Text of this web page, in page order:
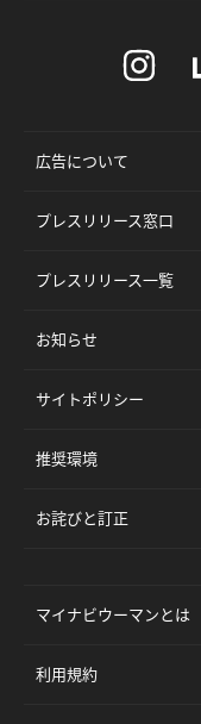
広告について
プレスリリース窓口
プレスリリース一覧
お知らせ
サイトポリシー
推奨環境
お詫びと訂正
マイナビウーマンとは
利用規約